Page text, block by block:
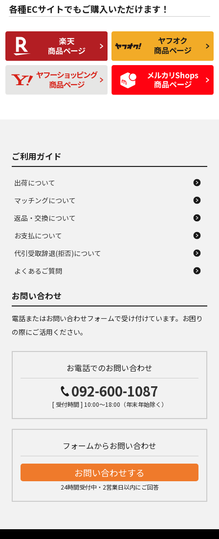
な中古品
んどない中古品
C
比較的きれいな中古
品
C
られるが、使用に問
題のない中古品
D
使用感や目立つ傷が
あり、一般的な中古
品
D
残り溝も少なく、偏
磨耗がみられ、短期
間使用できるくらい
の中古品
各種ECサイトでもご購入いただけます！
ご利用ガイド
出荷について
マッチングについて
返品・交換について
お支払について
代引受取辞退(拒否)について
よくあるご質問
お問い合わせ
電話またはお問い合わせフォームで受け付けています。お困り
の際にご活用ください。
お電話でのお問い合わせ
092-600-1087
[ 受付時間 ] 10:00～18:00（年末年始除く）
フォームからお問い合わせ
お問い合わせする
24時間受付中・2営業日以内にご回答